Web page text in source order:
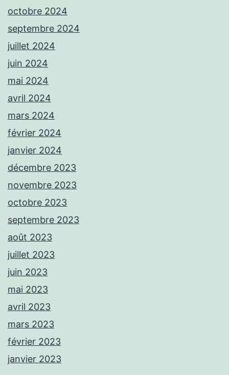
octobre 2024
septembre 2024
juillet 2024
juin 2024
mai 2024
avril 2024
mars 2024
février 2024
janvier 2024
décembre 2023
novembre 2023
octobre 2023
septembre 2023
août 2023
juillet 2023
juin 2023
mai 2023
avril 2023
mars 2023
février 2023
janvier 2023